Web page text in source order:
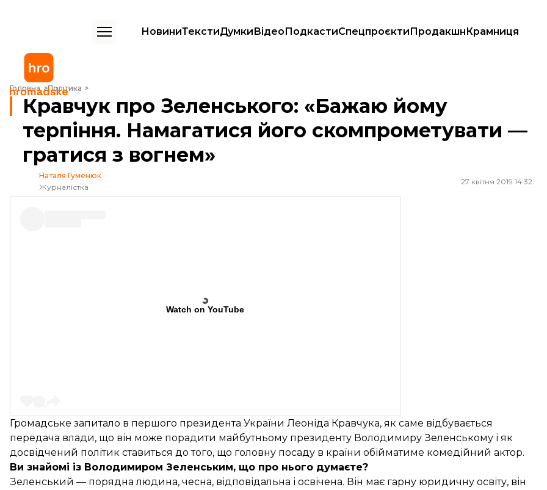
НовиниТекстиДумкиВідеоПодкастиСпецпроєктиПродакшнКрамниця
Головна Політика
Кравчук про Зеленського: «Бажаю йому терпіння. Намагатися його скомпрометувати — гратися з вогнем»
Кравчук про Зеленського: «Бажаю йому
терпіння. Намагатися його скомпрометувати —
гратися з вогнем»
Наталя Гуменюк
Журналістка
27 квітня 2019 14:32
Watch on YouTube
Громадське запитало в першого президента України Леоніда Кравчука, як саме відбувається
передача влади, що він може порадити майбутньому президенту Володимиру Зеленському і як
досвідчений політик ставиться до того, що головну посаду в країни обійматиме комедійний актор.
Ви знайомі із Володимиром Зеленським, що про нього думаєте?
Зеленський — порядна людина, чесна, відповідальна і освічена. Він має гарну юридичну освіту, він